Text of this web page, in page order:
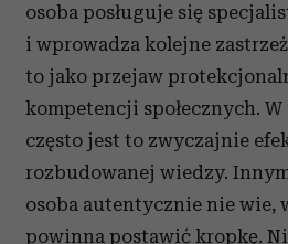
osoba posługuje się
i wprowadza kolejne
to jako przejaw
kompetencji społecznych.
często jest to zwyczajnie
rozbudowanej wiedzy.
osoba autentycznie nie wie,
powinna postawić kropkę.